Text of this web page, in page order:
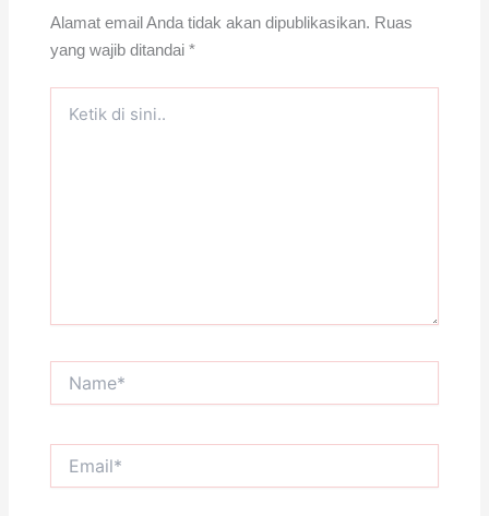
Alamat email Anda tidak akan dipublikasikan. Ruas
yang wajib ditandai *